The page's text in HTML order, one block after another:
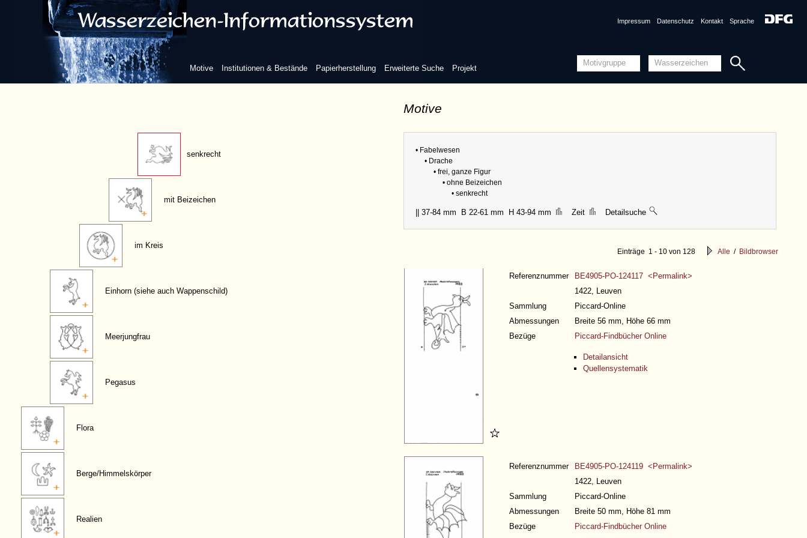
Motive Institutionen & Bestände Papierherstellung Erweiterte Suche Projekt
Impressum Datenschutz Kontakt Sprache
Motive
frei, ganze Figur
ohne Beizeichen
senkrecht
mit Beizeichen
im Kreis
Einhorn (siehe auch Wappenschild)
Meerjungfrau
Pegasus
Flora
Berge/Himmelskörper
Realien
• Fabelwesen
• Drache
• frei, ganze Figur
• ohne Beizeichen
• senkrecht
|| 37-84 mm B 22-61 mm H 43-94 mm Zeit Detailsuche
Einträge 1 - 10 von 128 Alle / Bildbrowser
Referenznummer
BE4905-PO-124117 <Permalink>
1422, Leuven
Sammlung
Piccard-Online
Abmessungen
Breite 56 mm, Höhe 66 mm
Bezüge
Piccard-Findbücher Online
Detailansicht
Quellensystematik
Referenznummer
BE4905-PO-124119 <Permalink>
1422, Leuven
Sammlung
Piccard-Online
Abmessungen
Breite 50 mm, Höhe 81 mm
Bezüge
Piccard-Findbücher Online